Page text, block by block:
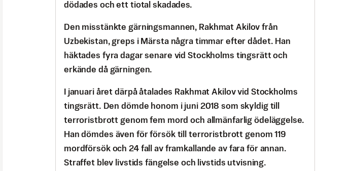
dödades och ett tiotal skadades.
Den misstänkte gärningsmannen, Rakhmat Akilov från
Uzbekistan, greps i Märsta några timmar efter dådet. Han
häktades fyra dagar senare vid Stockholms tingsrätt och
erkände då gärningen.
I januari året därpå åtalades Rakhmat Akilov vid Stockholms
tingsrätt. Den dömde honom i juni 2018 som skyldig till
terroristbrott genom fem mord och allmänfarlig ödeläggelse.
Han dömdes även för försök till terroristbrott genom 119
mordförsök och 24 fall av framkallande av fara för annan.
Straffet blev livstids fängelse och livstids utvisning.